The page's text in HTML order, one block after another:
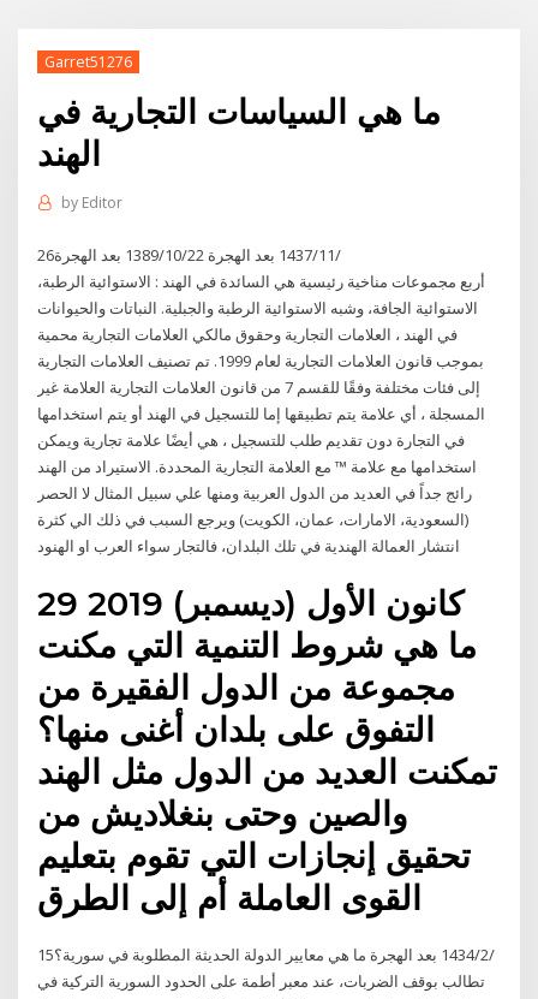
Garret51276
ما هي السياسات التجارية في
الهند
by Editor
26‏‏/11‏‏/1437 بعد الهجرة 22‏‏/10‏‏/1389 بعد الهجرة
أربع مجموعات مناخية رئيسية هي السائدة في الهند : الاستوائية الرطبة،
الاستوائية الجافة، وشبه الاستوائية الرطبة والجبلية. النباتات والحيوانات
في الهند ، العلامات التجارية وحقوق مالكي العلامات التجارية محمية
بموجب قانون العلامات التجارية لعام 1999. تم تصنيف العلامات التجارية
إلى فئات مختلفة وفقًا للقسم 7 من قانون العلامات التجارية العلامة غير
المسجلة ، أي علامة يتم تطبيقها إما للتسجيل في الهند أو يتم استخدامها
في التجارة دون تقديم طلب للتسجيل ، هي أيضًا علامة تجارية ويمكن
استخدامها مع علامة ™ مع العلامة التجارية المحددة. الاستيراد من الهند
رائج جداً في العديد من الدول العربية ومنها علي سبيل المثال لا الحصر
(السعودية، الامارات، عمان، الكويت) ويرجع السبب في ذلك الي كثرة
انتشار العمالة الهندية في تلك البلدان، فالتجار سواء العرب او الهنود
29 كانون الأول (ديسمبر) 2019
ما هي شروط التنمية التي مكنت
مجموعة من الدول الفقيرة من
التفوق على بلدان أغنى منها؟
تمكنت العديد من الدول مثل الهند
والصين وحتى بنغلاديش من
تحقيق إنجازات التي تقوم بتعليم
القوى العاملة أم إلى الطرق
15‏‏/2‏‏/1434 بعد الهجرة ما هي معايير الدولة الحديثة المطلوبة في سورية؟
تطالب بوقف الضربات، عند معبر أطمة على الحدود السورية التركية في